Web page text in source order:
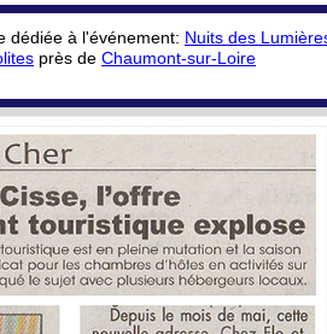
dédiée à l'événement: Nuits des
près de Chaumont-sur-Loire